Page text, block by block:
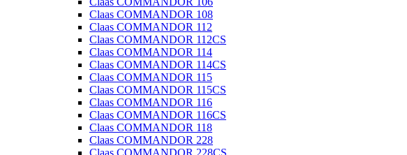
Claas COMMANDOR 108
Claas COMMANDOR 112
Claas COMMANDOR 112CS
Claas COMMANDOR 114
Claas COMMANDOR 114CS
Claas COMMANDOR 115
Claas COMMANDOR 115CS
Claas COMMANDOR 116
Claas COMMANDOR 116CS
Claas COMMANDOR 118
Claas COMMANDOR 228
Claas COMMANDOR 228CS